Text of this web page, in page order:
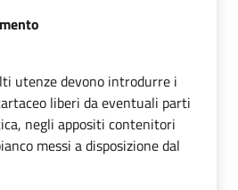
utenze devono introdurre i
liberi da eventuali parti
negli appositi contenitori
messi a disposizione dal